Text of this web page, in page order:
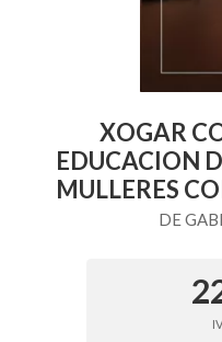
XOGAR
EDUCACION
MULLERES
DE